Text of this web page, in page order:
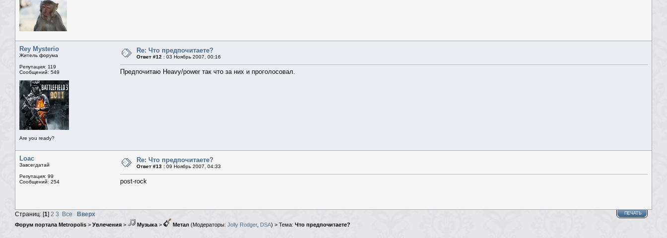
Rey Mysterio
Житель форума
Репутация: 119
Сообщений: 549
Are you ready?
Re: Что предпочитаете?
Ответ #12 : 03 Ноябрь 2007, 00:16
Предпочитаю Heavy/power так что за них и проголосовал.
Loac
Завсегдатай
Репутация: 99
Сообщений: 254
Re: Что предпочитаете?
Ответ #13 : 09 Ноябрь 2007, 04:33
post-rock
Страниц: [1] 2 3 Все Вверх ПЕЧАТЬ
Форум портала Metropolis > Увлечения > Музыка > Метал (Модераторы: Jolly Rodger, DSA) > Тема: Что предпочитаете?